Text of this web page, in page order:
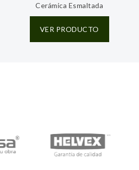
Cerámica Esmaltada
VER PRODUCTO